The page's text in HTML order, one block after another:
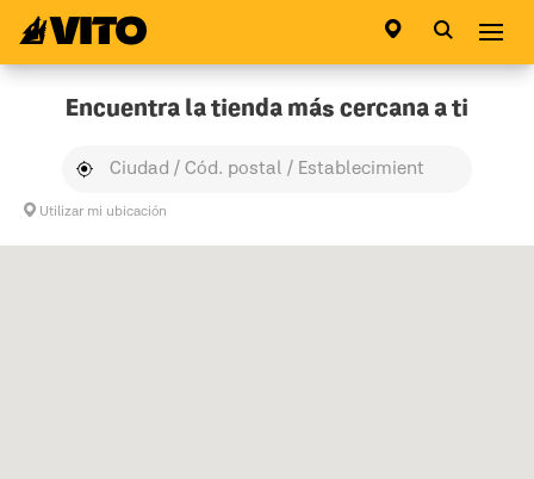
Ir a la pagina principal
Encuentra la tienda más cercana a ti
Utilizar mi ubicación